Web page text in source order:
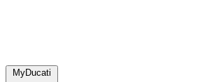
MyDucati